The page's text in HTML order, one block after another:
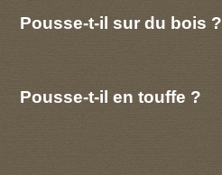
Pousse-t-il sur du bois ?
Pousse-t-il en touffe ?